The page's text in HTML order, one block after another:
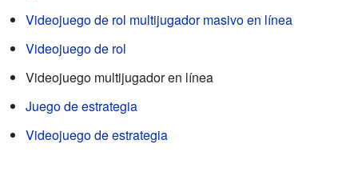
Videojuego de rol multijugador masivo en línea
Videojuego de rol
Videojuego multijugador en línea
Juego de estrategia
Videojuego de estrategia